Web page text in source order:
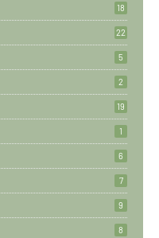
18
22
5
2
19
1
6
7
9
8